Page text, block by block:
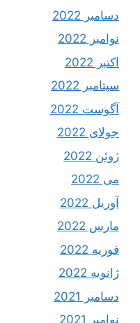
دسامبر 2022
نوامبر 2022
اکتبر 2022
سپتامبر 2022
آگوست 2022
جولای 2022
ژوئن 2022
می 2022
آوریل 2022
مارس 2022
فوریه 2022
ژانویه 2022
دسامبر 2021
نوامبر 2021